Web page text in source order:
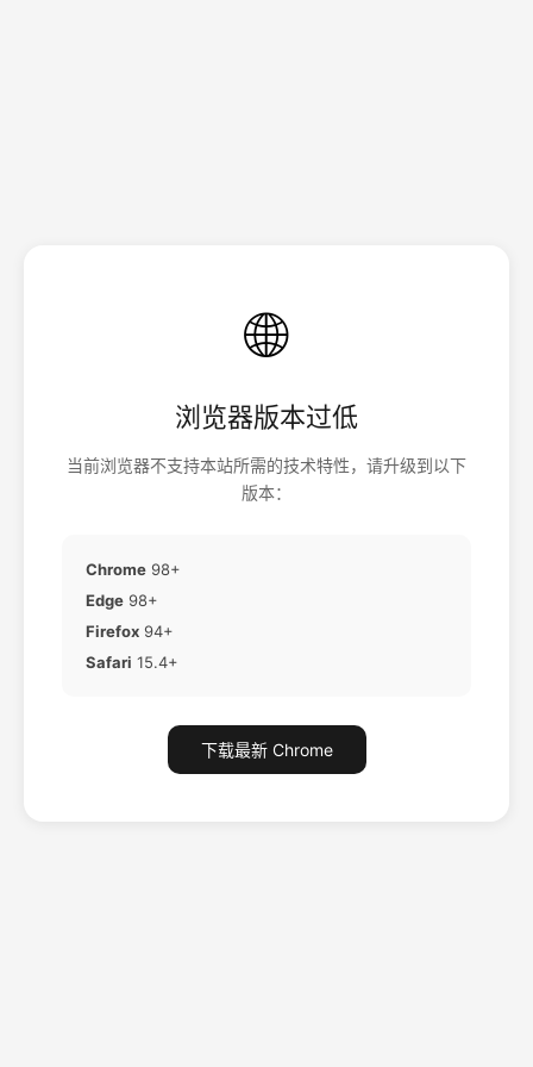
🌐
浏览器版本过低
当前浏览器不支持本站所需的技术特性，请升级到以下
版本：
Chrome 98+
Edge 98+
Firefox 94+
Safari 15.4+
下载最新 Chrome